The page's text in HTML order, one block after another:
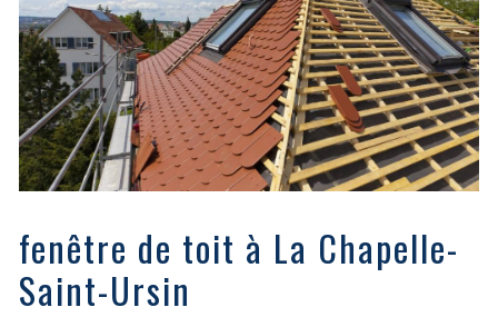
fenêtre de toit à La Chapelle-
Saint-Ursin